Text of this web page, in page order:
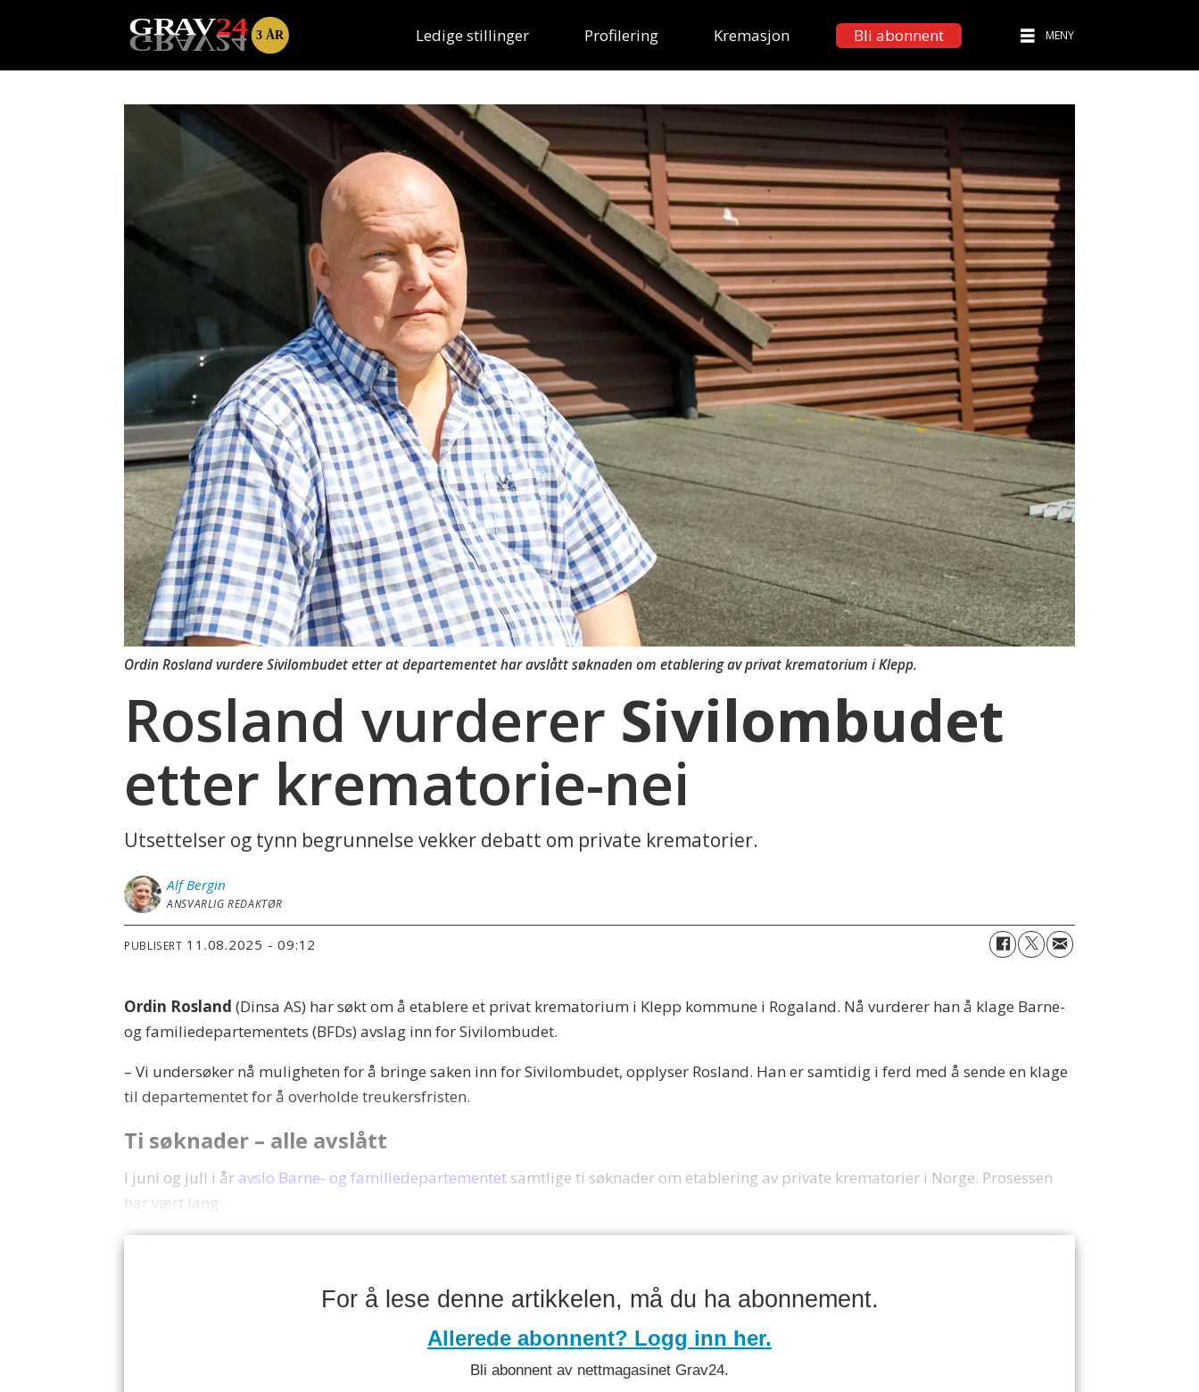
Ledige stillinger Profilering Kremasjon Bli abonnent
Ordin Rosland vurdere Sivilombudet etter at departementet har avslått søknaden om etablering av privat krematorium i Klepp.
Rosland vurderer Sivilombudet
etter krematorie-nei
Utsettelser og tynn begrunnelse vekker debatt om private krematorier.
Alf Bergin
ANSVARLIG REDAKTØR
PUBLISERT 11.08.2025 - 09:12
Ordin Rosland (Dinsa AS) har søkt om å etablere et privat krematorium i Klepp kommune i Rogaland. Nå vurderer han å klage Barne-
og familiedepartementets (BFDs) avslag inn for Sivilombudet.
– Vi undersøker nå muligheten for å bringe saken inn for Sivilombudet, opplyser Rosland. Han er samtidig i ferd med å sende en klage
til departementet for å overholde treukersfristen.
Ti søknader – alle avslått
I juni og juli i år avslo Barne- og familiedepartementet samtlige ti søknader om etablering av private krematorier i Norge. Prosessen
har vært lang:
For å lese denne artikkelen, må du ha abonnement.
Allerede abonnent? Logg inn her.
Bli abonnent av nettmagasinet Grav24.